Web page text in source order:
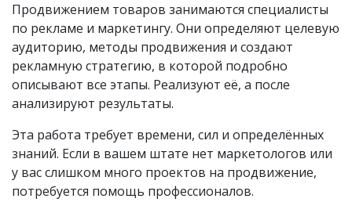
Продвижением товаров занимаются специалисты
по рекламе и маркетингу. Они определяют целевую
аудиторию, методы продвижения и создают
рекламную стратегию, в которой подробно
описывают все этапы. Реализуют её, а после
анализируют результаты.
Эта работа требует времени, сил и определённых
знаний. Если в вашем штате нет маркетологов или
у вас слишком много проектов на продвижение,
потребуется помощь профессионалов.